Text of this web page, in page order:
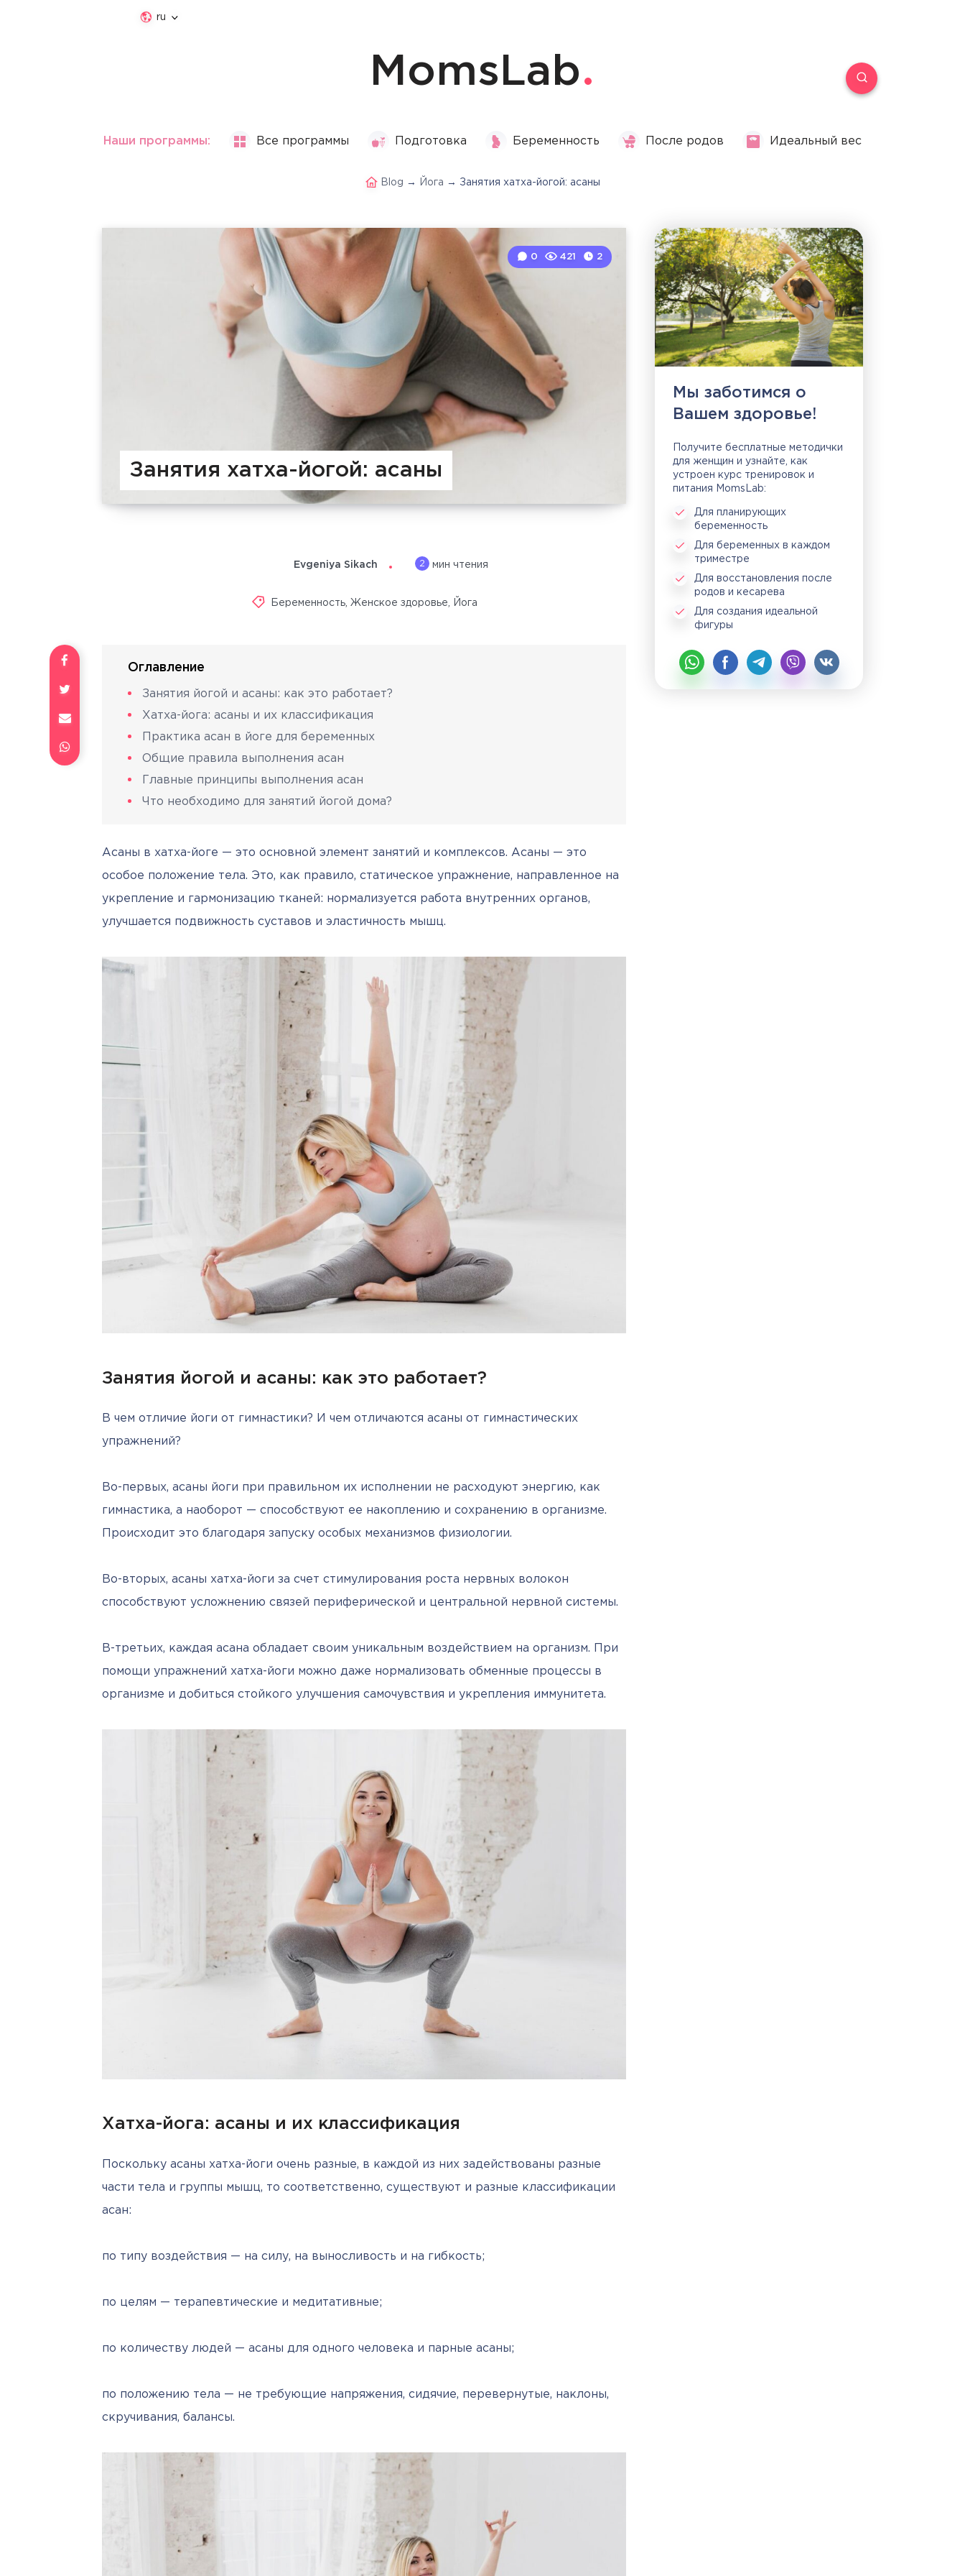
ru
MomsLab
Наши программы: Все программы Подготовка Беременность После родов Идеальный вес
Blog → Йога → Занятия хатха-йогой: асаны
Занятия хатха-йогой: асаны
0 421 2
Evgeniya Sikach 2 мин чтения
Беременность, Женское здоровье Йога
Оглавление
Занятия йогой и асаны: как это работает?
Хатха-йога: асаны и их классификация
Практика асан в йоге для беременных
Общие правила выполнения асан
Главные принципы выполнения асан
Что необходимо для занятий йогой дома?
Асаны в хатха-йоге — это основной элемент занятий и комплексов. Асаны — это
особое положение тела. Это, как правило, статическое упражнение, направленное на
укрепление и гармонизацию тканей: нормализуется работа внутренних органов,
улучшается подвижность суставов и эластичность мышц.
Занятия йогой и асаны: как это работает?
В чем отличие йоги от гимнастики? И чем отличаются асаны от гимнастических
упражнений?
Во-первых, асаны йоги при правильном их исполнении не расходуют энергию, как
гимнастика, а наоборот — способствуют ее накоплению и сохранению в организме.
Происходит это благодаря запуску особых механизмов физиологии.
Во-вторых, асаны хатха-йоги за счет стимулирования роста нервных волокон
способствуют усложнению связей периферической и центральной нервной системы.
В-третьих, каждая асана обладает своим уникальным воздействием на организм. При
помощи упражнений хатха-йоги можно даже нормализовать обменные процессы в
организме и добиться стойкого улучшения самочувствия и укрепления иммунитета.
Хатха-йога: асаны и их классификация
Поскольку асаны хатха-йоги очень разные, в каждой из них задействованы разные
части тела и группы мышц, то соответственно, существуют и разные классификации
асан:
по типу воздействия — на силу, на выносливость и на гибкость;
по целям — терапевтические и медитативные;
по количеству людей — асаны для одного человека и парные асаны;
по положению тела — не требующие напряжения, сидячие, перевернутые, наклоны,
скручивания, балансы.
Мы заботимся о
Вашем здоровье!
Получите бесплатные методички
для женщин и узнайте, как
устроен курс тренировок и
питания MomsLab:
Для планирующих
беременность
Для беременных в каждом
триместре
Для восстановления после
родов и кесарева
Для создания идеальной
фигуры